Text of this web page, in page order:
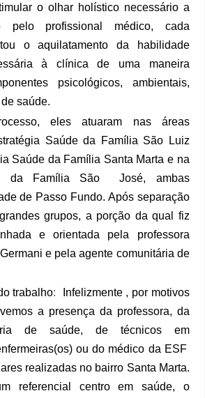
o olhar holístico necessário a
pelo profissional médico, cada
o aquilatamento da habilidade
à clínica de uma maneira
psicológicos, ambientais,
saúde.
eles atuaram nas áreas
Saúde da Família São Luiz
Saúde da Família Santa Marta e na
da Família São José, ambas
de Passo Fundo. Após separação
grupos, a porção da qual fiz
e orientada pela professora
e pela agente comunitária de
trabalho:
Infelizmente , por motivos
a presença da professora, da
de saúde, de técnicos em
ou do médico da ESF
realizadas no bairro Santa Marta.
referencial centro em saúde, o